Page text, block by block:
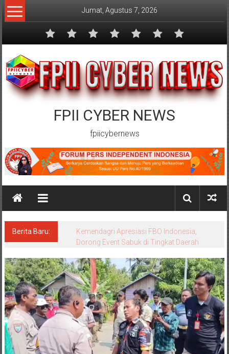
Lompat
ke
Jumat, Agustus 7, 2026
FPII CYBER NEWS
fpiicybernews
Berita Baru:
Kemendagri Apresiasi FBO Indonesia,
Dorong Event Sabuk di Tingkat Daerah